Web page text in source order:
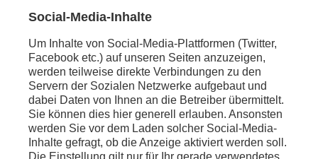
Social-Media-Inhalte
Um Inhalte von Social-Media-Plattformen (Twitter,
Facebook etc.) auf unseren Seiten anzuzeigen,
werden teilweise direkte Verbindungen zu den
Servern der Sozialen Netzwerke aufgebaut und
dabei Daten von Ihnen an die Betreiber übermittelt.
Sie können dies hier generell erlauben. Ansonsten
werden Sie vor dem Laden solcher Social-Media-
Inhalte gefragt, ob die Anzeige aktiviert werden soll.
Die Einstellung gilt nur für Ihr gerade verwendetes